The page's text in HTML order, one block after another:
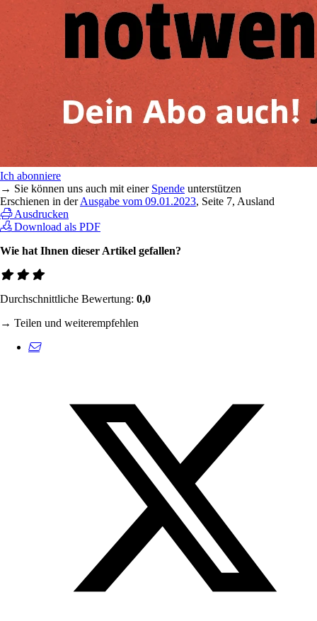
Ich abonniere
→ Sie können uns auch mit einer Spende unterstützen
Erschienen in derAusgabe vom 09.01.2023, Seite 7, Ausland
Ausdrucken
Download als PDF
Wie hat Ihnen dieser Artikel gefallen?
Durchschnittliche Bewertung: 0,0
→ Teilen und weiterempfehlen